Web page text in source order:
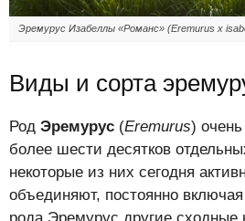
Эремурус Изабеллы «Романс» (Eremurus x
Виды и сорта
Род Эремурус (Eremurus)
более шести десятков
некоторые из них сегодня
объединяют, постоянно